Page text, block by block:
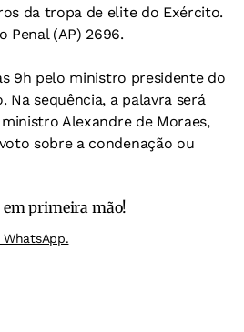
da tropa de elite do Exército.
Penal (AP) 2696.
9h pelo ministro presidente do
Na sequência, a palavra será
Alexandre de Moraes,
sobre a condenação ou
em primeira mão!